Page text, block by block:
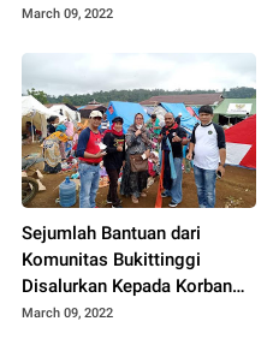
March 09, 2022
Sejumlah Bantuan dari
Komunitas Bukittinggi
Disalurkan Kepada Korban
Gempa Pasaman Barat
March 09, 2022